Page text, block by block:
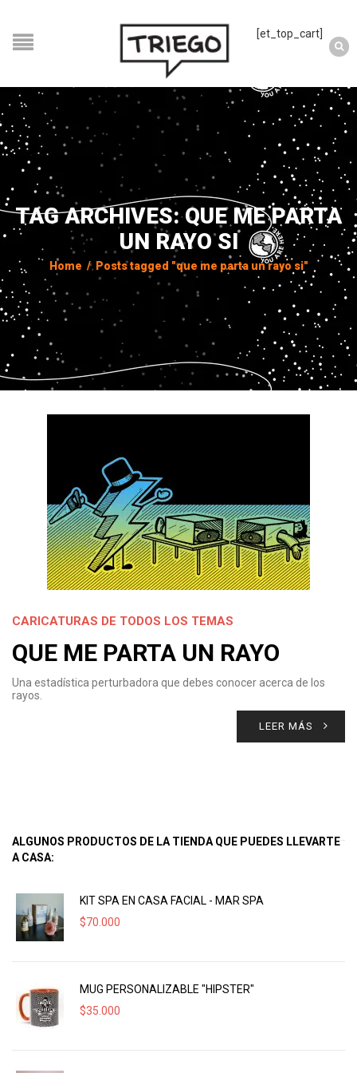
[et_top_cart]
TAG ARCHIVES: QUE ME PARTA
UN RAYO SI
Home / Posts tagged "que me parta un rayo si"
CARICATURAS DE TODOS LOS TEMAS
QUE ME PARTA UN RAYO
Una estadística perturbadora que debes conocer acerca de los
rayos.
LEER MÁS
ALGUNOS PRODUCTOS DE LA TIENDA QUE PUEDES LLEVARTE
A CASA:
KIT SPA EN CASA FACIAL - MAR SPA
$70.000
MUG PERSONALIZABLE "HIPSTER"
$35.000